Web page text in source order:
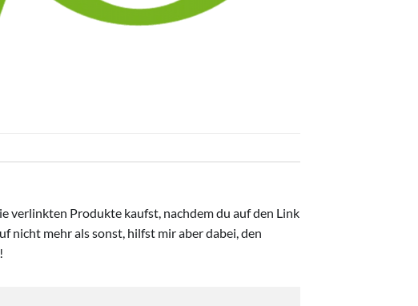
verlinkten Produkte kaufst, nachdem du auf den Link
nicht mehr als sonst, hilfst mir aber dabei, den